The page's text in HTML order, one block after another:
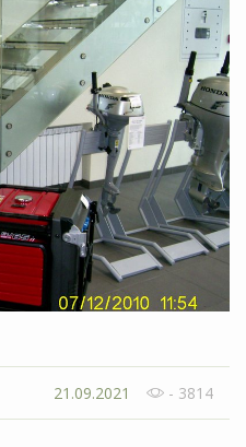
21.09.2021 - 3814